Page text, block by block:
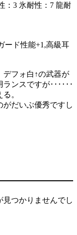
：3 氷耐性：7 龍耐
ード性能+1,高級耳
デフォ白↑の武器が
ンスですが･･････
。
がだいぶ優秀ですし
見つかりませんでし